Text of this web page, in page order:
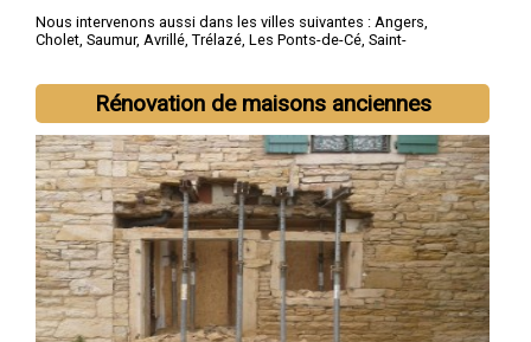
Nous intervenons aussi dans les villes suivantes : Angers,
Cholet, Saumur, Avrillé, Trélazé, Les Ponts-de-Cé, Saint-
Rénovation de maisons anciennes